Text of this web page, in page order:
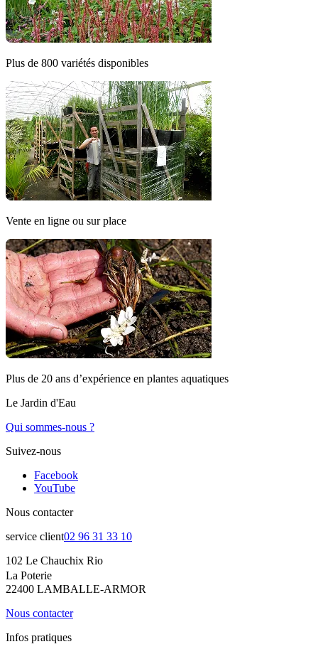
Plus de 800 variétés disponibles
Vente en ligne ou sur place
Plus de 20 ans d’expérience en plantes aquatiques
Le Jardin d'Eau
Qui sommes-nous ?
Suivez-nous
Facebook
YouTube
Nous contacter
service client02 96 31 33 10
102 Le Chauchix Rio
La Poterie
22400 LAMBALLE-ARMOR
Nous contacter
Infos pratiques